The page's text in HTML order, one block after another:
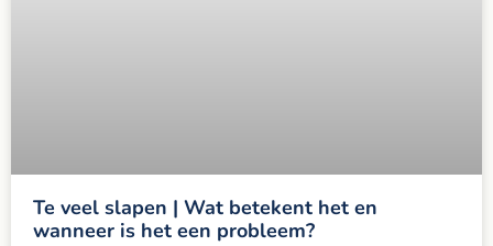
Te veel slapen | Wat betekent het en
wanneer is het een probleem?